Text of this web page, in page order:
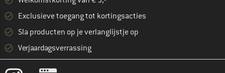
Exclusieve toegang tot kortingsacties
Sla producten op je verlanglijstje op
Verjaardagsverrassing